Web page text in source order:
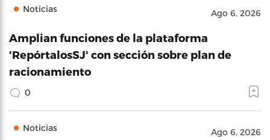
Noticias Ago 6, 2026
Amplian funciones de la plataforma
'RepórtalosSJ' con sección sobre plan de
racionamiento
0
Noticias Ago 6, 2026